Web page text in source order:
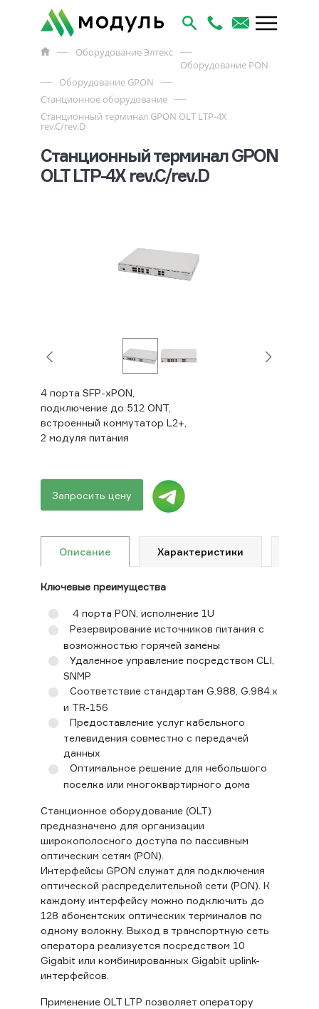
Оборудование Элтекс
Оборудование PON
Оборудование GPON
Станционное оборудование
Станционный терминал GPON OLT LTP-4X
rev.C/rev.D
Станционный терминал GPON
OLT LTP-4X rev.C/rev.D
4 порта SFP-xPON,
подключение до 512 ONT,
встроенный коммутатор L2+,
2 модуля питания
Запросить цену
Описание Характеристики
Ключевые преимущества
4 порта PON, исполнение 1U
Резервирование источников питания с
возможностью горячей замены
Удаленное управление посредством CLI,
SNMP
Соответствие стандартам G.988, G.984.x
и TR-156
Предоставление услуг кабельного
телевидения совместно с передачей
данных
Оптимальное решение для небольшого
поселка или многоквартирного дома
Станционное оборудование (OLT)
предназначено для организации
широкополосного доступа по пассивным
оптическим сетям (PON).
Интерфейсы GPON служат для подключения
оптической распределительной сети (PON). К
каждому интерфейсу можно подключить до
128 абонентских оптических терминалов по
одному волокну. Выход в транспортную сеть
оператора реализуется посредством 10
Gigabit или комбинированных Gigabit uplink-
интерфейсов.
Применение OLT LTP позволяет оператору